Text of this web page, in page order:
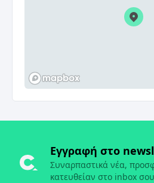
Εγγραφή στο
Συναρπαστικά νέα,
κατευθείαν στο inbox